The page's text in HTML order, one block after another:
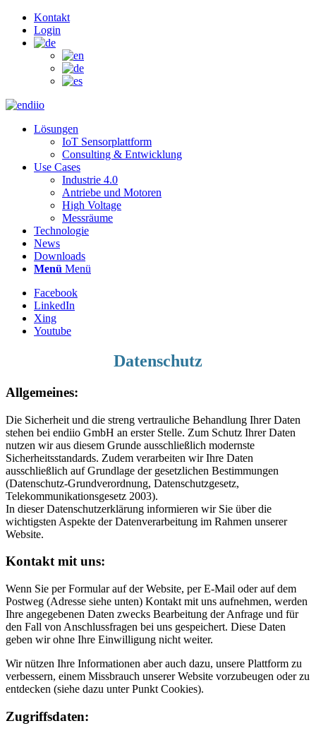
Kontakt
Login
Lösungen
IoT Sensorplattform
Consulting & Entwicklung
Use Cases
Industrie 4.0
Antriebe und Motoren
High Voltage
Messräume
Technologie
News
Downloads
Menü Menü
Facebook
LinkedIn
Xing
Youtube
Datenschutz
Allgemeines:
Die Sicherheit und die streng vertrauliche Behandlung Ihrer Daten
stehen bei endiio GmbH an erster Stelle. Zum Schutz Ihrer Daten
nutzen wir aus diesem Grunde ausschließlich modernste
Sicherheitsstandards. Zudem verarbeiten wir Ihre Daten
ausschließlich auf Grundlage der gesetzlichen Bestimmungen
(Datenschutz-Grundverordnung, Datenschutzgesetz,
Telekommunikationsgesetz 2003).
In dieser Datenschutzerklärung informieren wir Sie über die
wichtigsten Aspekte der Datenverarbeitung im Rahmen unserer
Website.
Kontakt mit uns:
Wenn Sie per Formular auf der Website, per E-Mail oder auf dem
Postweg (Adresse siehe unten) Kontakt mit uns aufnehmen, werden
Ihre angegebenen Daten zwecks Bearbeitung der Anfrage und für
den Fall von Anschlussfragen bei uns gespeichert. Diese Daten
geben wir ohne Ihre Einwilligung nicht weiter.
Wir nützen Ihre Informationen aber auch dazu, unsere Plattform zu
verbessern, einem Missbrauch unserer Website vorzubeugen oder zu
entdecken (siehe dazu unter Punkt Cookies).
Zugriffsdaten: